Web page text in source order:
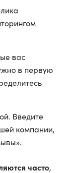
вас
в первую
Введите
компании,
часто,